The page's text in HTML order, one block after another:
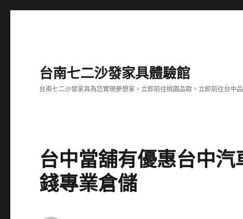
台南七二沙發家具體驗館
台南七二沙發家具為您實現夢想家。立即前往桃園品歐。立即前往台中
台中當舖有優惠台中
錢專業倉儲